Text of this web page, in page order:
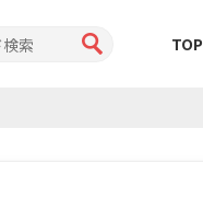
TOP